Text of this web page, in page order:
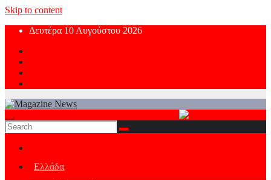
Skip to content
Δευτέρα 10 Αυγούστου 2026
Ελλάδα